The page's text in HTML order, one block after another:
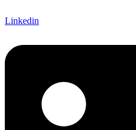
Linkedin